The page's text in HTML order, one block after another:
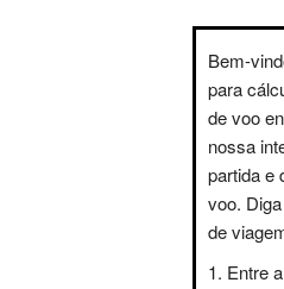
Bem-
para
de voo
nossa
partida e
voo.
de
Entre